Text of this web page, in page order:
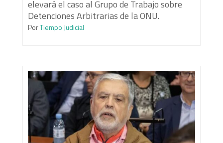
elevará el caso al Grupo de Trabajo sobre
Detenciones Arbitrarias de la ONU.
PorTiempo Judicial